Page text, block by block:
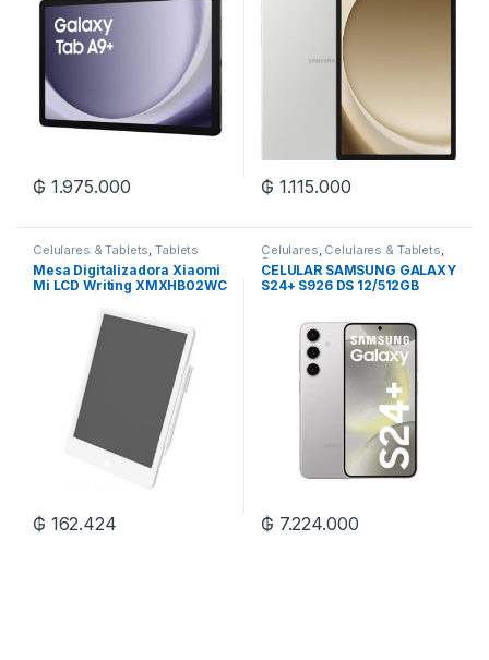
₲ 1.975.000 ₲ 1.115.000
Celulares & Tablets,Tablets
Mesa Digitalizadora Xiaomi
Mi LCD Writing XMXHB02WC
₲ 162.424
Celulares, Celulares & Tablets,
Samsung
CELULAR SAMSUNG GALAXY
S24+ S926 DS 12/512GB
₲ 7.224.000